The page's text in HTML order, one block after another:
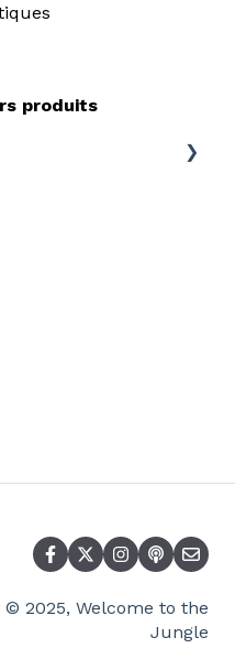
produits
© 2025, Welcome to the
Jungle